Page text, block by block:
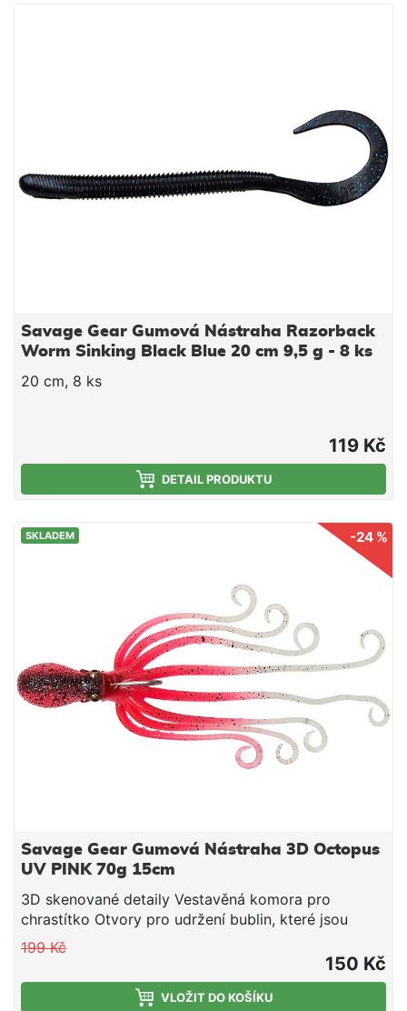
Savage Gear Gumová Nástraha Razorback
Worm Sinking Black Blue 20 cm 9,5 g - 8 ks
20 cm, 8 ks
119 Kč
DETAIL PRODUKTU
-24 %
SKLADEM
Savage Gear Gumová Nástraha 3D Octopus
UV PINK 70g 15cm
3D skenované detaily Vestavěná komora pro
chrastítko Otvory pro udržení bublin, které jsou
samovolně uvolňovány v hloubkách Bod k navázání
pro navijení z velkýh hloubek Dlouhotrvající svíticí
efekt na těle a chapadlech Vysoce odolná chapadla
z TPE materiálu Realistická / živá akce Široký záběr
199 Kč
150 Kč
VLOŽIT DO KOŠÍKU